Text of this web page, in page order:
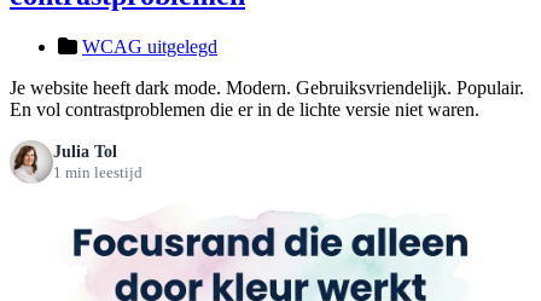
WCAG uitgelegd
Je website heeft dark mode. Modern. Gebruiksvriendelijk. Populair.
En vol contrastproblemen die er in de lichte versie niet waren.
Julia Tol
1 min leestijd